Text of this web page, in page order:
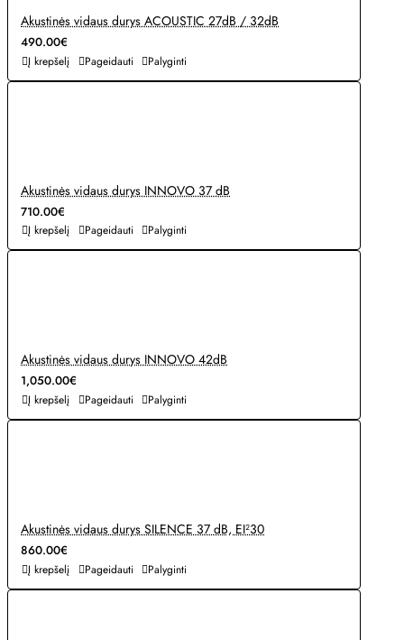
Akustinės vidaus durys ACOUSTIC 27dB / 32dB
490.00€
Į krepšelį Pageidauti Palyginti
Akustinės vidaus durys INNOVO 37 dB
710.00€
Į krepšelį Pageidauti Palyginti
Akustinės vidaus durys INNOVO 42dB
1,050.00€
Į krepšelį Pageidauti Palyginti
Akustinės vidaus durys SILENCE 37 dB, EI²30
860.00€
Į krepšelį Pageidauti Palyginti